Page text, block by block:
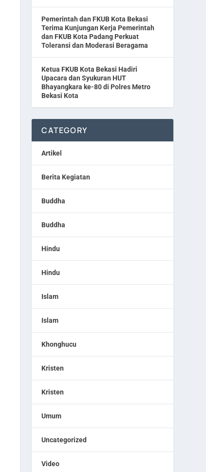
Pemerintah dan FKUB Kota Bekasi
Terima Kunjungan Kerja Pemerintah
dan FKUB Kota Padang Perkuat
Toleransi dan Moderasi Beragama
Ketua FKUB Kota Bekasi Hadiri
Upacara dan Syukuran HUT
Bhayangkara ke-80 di Polres Metro
Bekasi Kota
CATEGORY
Artikel
Berita Kegiatan
Buddha
Buddha
Hindu
Hindu
Islam
Islam
Khonghucu
Kristen
Kristen
Umum
Uncategorized
Video